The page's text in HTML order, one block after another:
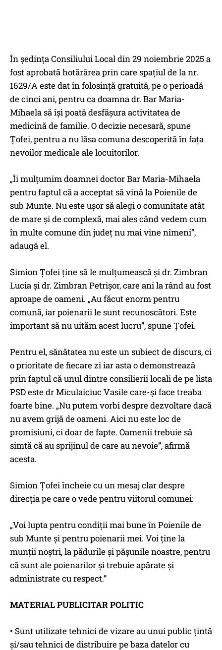
În ședința Consiliului Local din 29 noiembrie 2025 a
fost aprobată hotărârea prin care spațiul de la nr.
1629/A este dat în folosință gratuită, pe o perioadă
de cinci ani, pentru ca doamna dr. Bar Maria-
Mihaela să își poată desfășura activitatea de
medicină de familie. O decizie necesară, spune
Țofei, pentru a nu lăsa comuna descoperită în fața
nevoilor medicale ale locuitorilor.
„Îi mulțumim doamnei doctor Bar Maria-Mihaela
pentru faptul că a acceptat să vină la Poienile de
sub Munte. Nu este ușor să alegi o comunitate atât
de mare și de complexă, mai ales când vedem cum
în multe comune din județ nu mai vine nimeni”,
adaugă el.
Simion Țofei ține să le mulțumească și dr. Zimbran
Lucia și dr. Zimbran Petrișor, care ani la rând au fost
aproape de oameni. „Au făcut enorm pentru
comună, iar poienarii le sunt recunoscători. Este
important să nu uităm acest lucru”, spune Țofei.
Pentru el, sănătatea nu este un subiect de discurs, ci
o prioritate de fiecare zi iar asta o demonstrează
prin faptul că unul dintre consilierii locali de pe lista
PSD este dr Miculaiciuc Vasile care-și face treaba
foarte bine. „Nu putem vorbi despre dezvoltare dacă
nu avem grijă de oameni. Aici nu este loc de
promisiuni, ci doar de fapte. Oamenii trebuie să
simtă că au sprijinul de care au nevoie”, afirmă
acesta.
Simion Țofei încheie cu un mesaj clar despre
direcția pe care o vede pentru viitorul comunei:
„Voi lupta pentru condiții mai bune în Poienile de
sub Munte și pentru poienarii mei. Voi ține la
munții noștri, la pădurile și pășunile noastre, pentru
că sunt ale poienarilor și trebuie apărate și
administrate cu respect.”
MATERIAL PUBLICITAR POLITIC
• Sunt utilizate tehnici de vizare au unui public țintă
și/sau tehnici de distribuire pe baza datelor cu